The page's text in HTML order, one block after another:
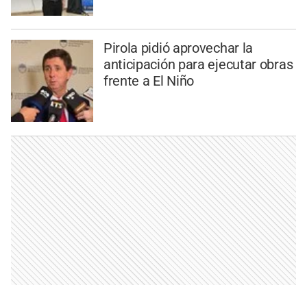
Pirola pidió aprovechar la
anticipación para ejecutar obras
frente a El Niño